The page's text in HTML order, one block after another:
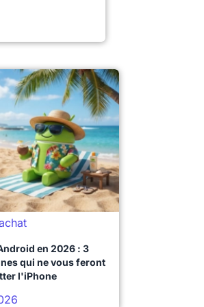
en 2026 : 3
qui ne vous feront
l'iPhone